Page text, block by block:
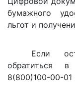
бумажного
льгот и
Если
обратиться
8(800)100-00-01